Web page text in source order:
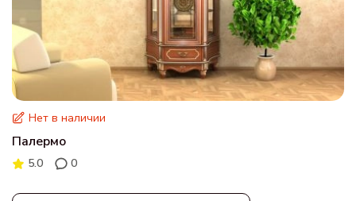
Нет в наличии
Палермо
5.0 0